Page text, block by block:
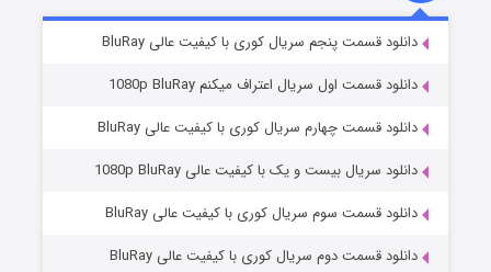
قسمت۲ (زیرنویس) منتشر شد
مردگان متحرک: شهر مرده ۳
دانلود قسمت پنجم سریال کوری با کیفیت عالی BluRay
دانلود قسمت اول سریال اعتراف میکنم 1080p BluRay
دانلود قسمت چهارم سریال کوری با کیفیت عالی BluRay
دانلود سریال بیست و یک با کیفیت عالی 1080p BluRay
دانلود قسمت سوم سریال کوری با کیفیت عالی BluRay
دانلود قسمت دوم سریال کوری با کیفیت عالی BluRay